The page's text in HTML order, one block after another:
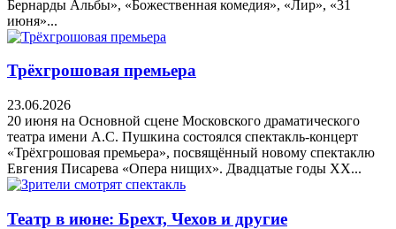
Бернарды Альбы», «Божественная комедия», «Лир», «31
июня»...
Трёхгрошовая премьера
23.06.2026
20 июня на Основной сцене Московского драматического
театра имени А.С. Пушкина состоялся спектакль-концерт
«Трёхгрошовая премьера», посвящённый новому спектаклю
Евгения Писарева «Опера нищих». Двадцатые годы XX...
Театр в июне: Брехт, Чехов и другие